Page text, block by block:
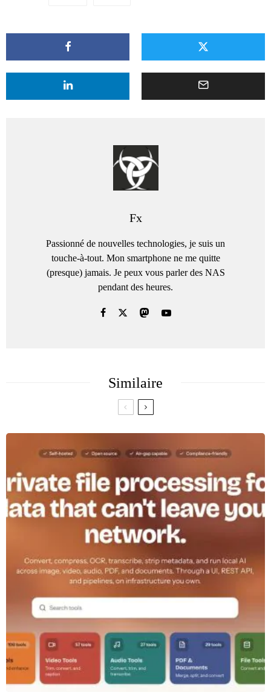
Fx
Passionné de nouvelles technologies, je suis un
touche-à-tout. Mon smartphone ne me quitte
(presque) jamais. Je peux vous parler des NAS
pendant des heures.
Similaire